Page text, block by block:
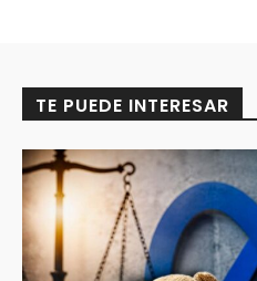
TE PUEDE INTERESAR